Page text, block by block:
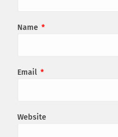
Name *
Email *
Website